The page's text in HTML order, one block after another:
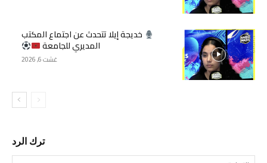
خديجة إيلا تتحدث عن اجتماع المكتب
المديري للجامعة
غشت 6, 2026
ترك الرد